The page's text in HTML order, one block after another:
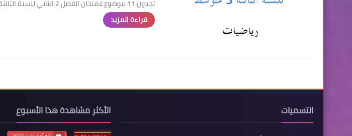
تجدون 11 موضوع لامتحان الفصل 2 الثاني للسنة الثالثة 3 متوسط في مادة الرياضي…
قراءة المزيد
التسميات الأكثر مشاهدة هذا الأسبوع